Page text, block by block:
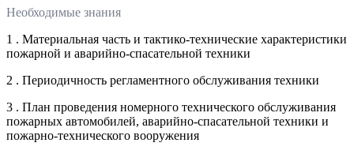
Необходимые знания
1 . Материальная часть и тактико-технические характеристики
пожарной и аварийно-спасательной техники
2 . Периодичность регламентного обслуживания техники
3 . План проведения номерного технического обслуживания
пожарных автомобилей, аварийно-спасательной техники и
пожарно-технического вооружения